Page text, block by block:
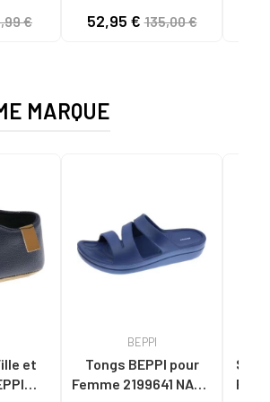
€
BLACK
52,95 €135,00 €
MARQUE
et
BEPPI
Tongs BEPPI pour
Femme 2199641 NAVY